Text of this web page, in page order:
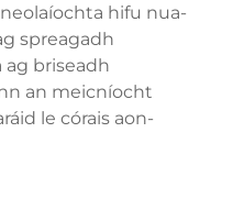
hifu nua-
spreagadh
ag briseadh
an meicníocht
le córais aon-